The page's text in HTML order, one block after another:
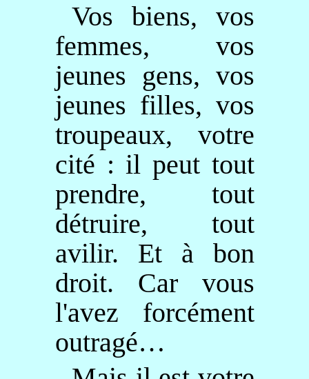
Vos biens, vos
femmes, vos
jeunes gens, vos
jeunes filles, vos
troupeaux, votre
cité : il peut tout
prendre, tout
détruire, tout
avilir. Et à bon
droit. Car vous
l'avez forcément
outragé…